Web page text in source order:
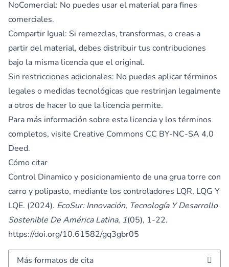
NoComercial: No puedes usar el material para fines
comerciales.
Compartir Igual: Si remezclas, transformas, o creas a
partir del material, debes distribuir tus contribuciones
bajo la misma licencia que el original.
Sin restricciones adicionales: No puedes aplicar términos
legales o medidas tecnológicas que restrinjan legalmente
a otros de hacer lo que la licencia permite.
Para más información sobre esta licencia y los términos
completos, visite Creative Commons CC BY-NC-SA 4.0
Deed.
Cómo citar
Control Dinamico y posicionamiento de una grua torre con
carro y polipasto, mediante los controladores LQR, LQG Y
LQE. (2024). EcoSur: Innovación, Tecnología Y Desarrollo
Sostenible De América Latina, 1(05), 1-22.
https://doi.org/10.61582/gq3gbr05
Más formatos de cita